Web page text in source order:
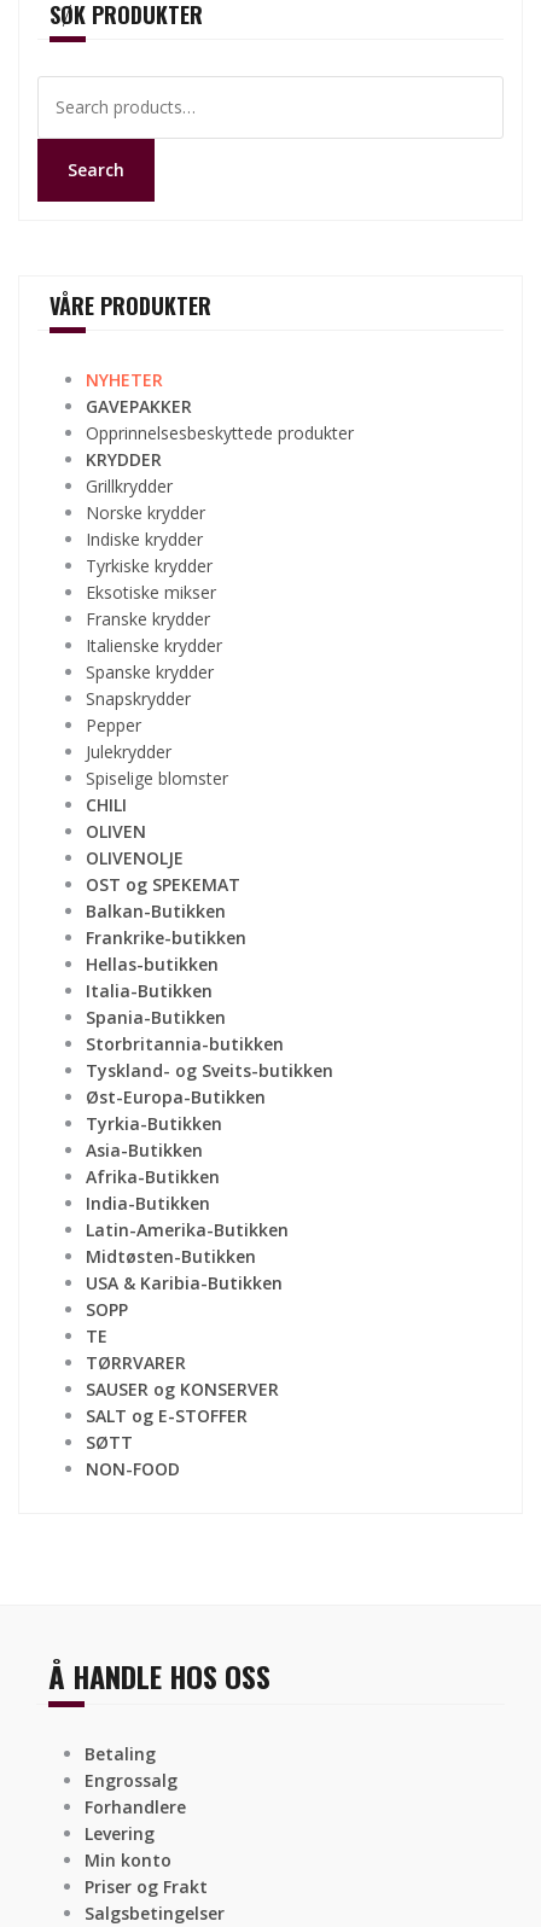
SØK PRODUKTER
for:
Search
VÅRE PRODUKTER
NYHETER
GAVEPAKKER
Opprinnelsesbeskyttede produkter
KRYDDER
Grillkrydder
Norske krydder
Indiske krydder
Tyrkiske krydder
Eksotiske mikser
Franske krydder
Italienske krydder
Spanske krydder
Snapskrydder
Pepper
Julekrydder
Spiselige blomster
CHILI
OLIVEN
OLIVENOLJE
OST og SPEKEMAT
Balkan-Butikken
Frankrike-butikken
Hellas-butikken
Italia-Butikken
Spania-Butikken
Storbritannia-butikken
Tyskland- og Sveits-butikken
Øst-Europa-Butikken
Tyrkia-Butikken
Asia-Butikken
Afrika-Butikken
India-Butikken
Latin-Amerika-Butikken
Midtøsten-Butikken
USA & Karibia-Butikken
SOPP
TE
TØRRVARER
SAUSER og KONSERVER
SALT og E-STOFFER
SØTT
NON-FOOD
Å HANDLE HOS OSS
Betaling
Engrossalg
Forhandlere
Levering
Min konto
Priser og Frakt
Salgsbetingelser